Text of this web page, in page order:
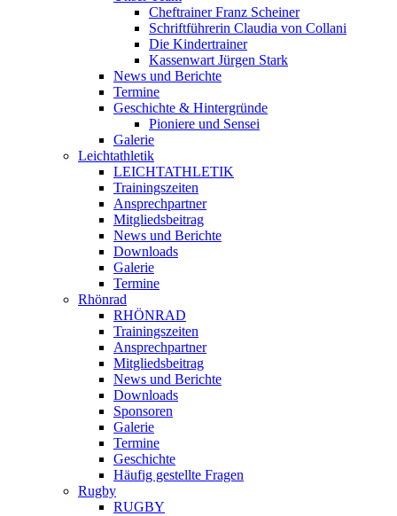
Cheftrainer Franz Scheiner
Schriftführerin Claudia von Collani
Die Kindertrainer
Kassenwart Jürgen Stark
News und Berichte
Termine
Geschichte & Hintergründe
Pioniere und Sensei
Galerie
Leichtathletik
LEICHTATHLETIK
Trainingszeiten
Ansprechpartner
Mitgliedsbeitrag
News und Berichte
Downloads
Galerie
Termine
Rhönrad
RHÖNRAD
Trainingszeiten
Ansprechpartner
Mitgliedsbeitrag
News und Berichte
Downloads
Sponsoren
Galerie
Termine
Geschichte
Häufig gestellte Fragen
Rugby
RUGBY